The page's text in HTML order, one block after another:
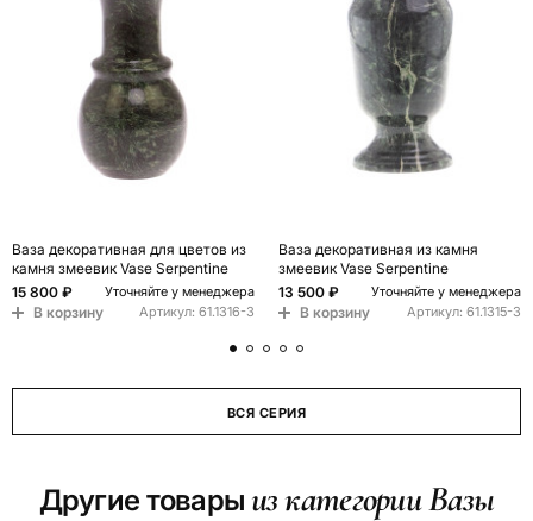
Ваза декоративная для цветов из
камня змеевик Vase Serpentine
15 800 ₽
Уточняйте у менеджера
В корзину Артикул: 61.1316-3
Ваза декоративная из камня
змеевик Vase Serpentine
13 500 ₽
Уточняйте у менеджера
В корзину Артикул: 61.1315-3
ВСЯ СЕРИЯ
Другие товары из категории Вазы